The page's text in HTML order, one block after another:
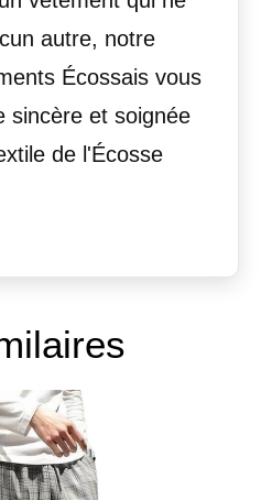
autre, notre
Écossais vous
sincère et soignée
de l'Écosse